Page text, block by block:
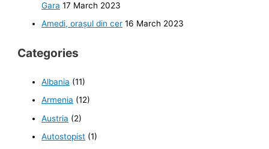
Gara 17 March 2023
Amedi, orașul din cer 16 March 2023
Categories
Albania (11)
Armenia (12)
Austria (2)
Autostopist (1)